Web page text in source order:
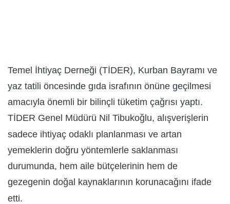
Temel İhtiyaç Derneği (TİDER), Kurban Bayramı ve
yaz tatili öncesinde gıda israfının önüne geçilmesi
amacıyla önemli bir bilinçli tüketim çağrısı yaptı.
TİDER Genel Müdürü Nil Tibukoğlu, alışverişlerin
sadece ihtiyaç odaklı planlanması ve artan
yemeklerin doğru yöntemlerle saklanması
durumunda, hem aile bütçelerinin hem de
gezegenin doğal kaynaklarının korunacağını ifade
etti.